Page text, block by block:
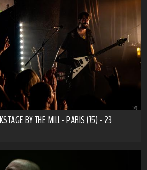
BY THE MILL - PARIS (75) - 23